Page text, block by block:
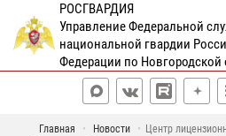
РОСГВАРДИЯ
Управление Федеральной
национальной гвардии
Федерации по Новгородской
Главная Новости
Центр